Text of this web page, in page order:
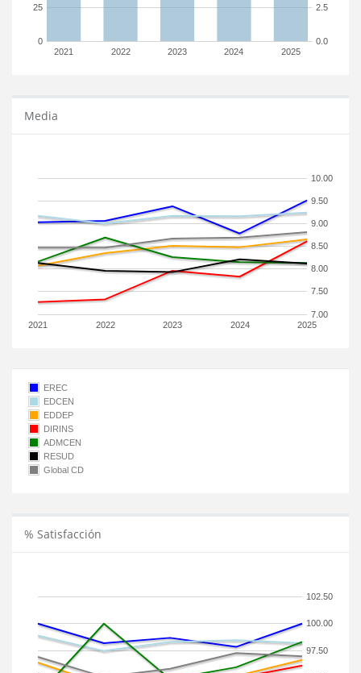
2021 2022 2023 2024 2025
0
25
0.0
2.5
Media
2021 2022 2023 2024 2025
7.00
7.50
8.00
8.50
9.00
9.50
10.00
EREC
EDCEN
EDDEP
DIRINS
ADMCEN
RESUD
Global CD
% Satisfacción
97.50
100.00
102.50